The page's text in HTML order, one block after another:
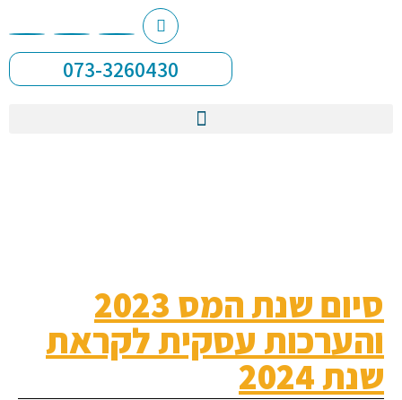
073-3260430
סיום שנת המס 2023
והערכות עסקית לקראת
שנת 2024